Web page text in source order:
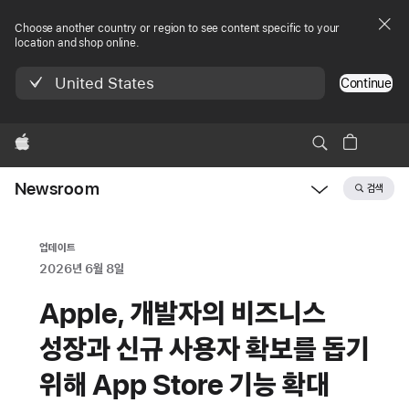
Choose another country or region to see content specific to your
location and shop online.
United States Continue
Apple
Newsroom 검색
업데이트
2026년 6월 8일
Apple, 개발자의 비즈니스
성장과 신규 사용자 확보를 돕기
위해 App Store 기능 확대